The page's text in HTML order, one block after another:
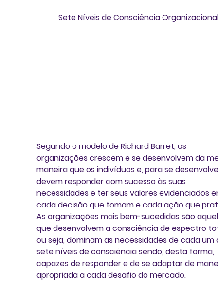
Sete Níveis de Consciência Organizacional
Segundo o modelo de Richard Barret, as
organizações crescem e se desenvolvem da
maneira que os indivíduos e, para se
devem responder com sucesso às suas
necessidades e ter seus valores evidenciados
cada decisão que tomam e cada ação que
As organizações mais bem-sucedidas são
que desenvolvem a consciência de espectro
ou seja, dominam as necessidades de cada um
sete níveis de consciência sendo, desta forma,
capazes de responder e de se adaptar de
apropriada a cada desafio do mercado.